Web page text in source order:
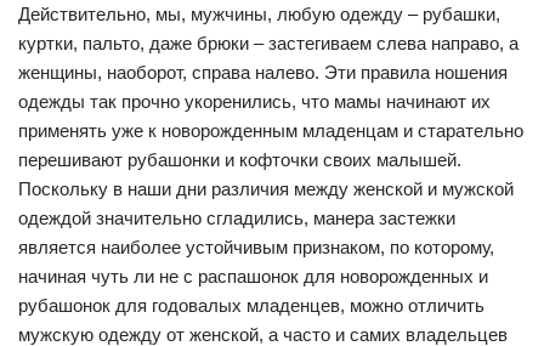
Действительно, мы, мужчины, любую одежду – рубашки,
куртки, пальто, даже брюки – застегиваем слева направо, а
женщины, наоборот, справа налево. Эти правила ношения
одежды так прочно укоренились, что мамы начинают их
применять уже к новорожденным младенцам и старательно
перешивают рубашонки и кофточки своих малышей.
Поскольку в наши дни различия между женской и мужской
одеждой значительно сгладились, манера застежки
является наиболее устойчивым признаком, по которому,
начиная чуть ли не с распашонок для новорожденных и
рубашонок для годовалых младенцев, можно отличить
мужскую одежду от женской, а часто и самих владельцев